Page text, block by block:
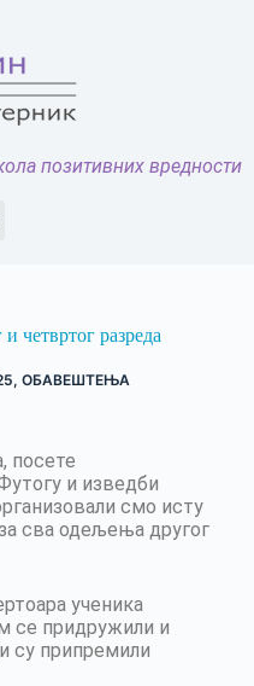
позитивних вредности
четвртог разреда
, ОБАВЕШТЕЊА
посете
и изведби
смо исту
сва одељења другог
ученика
се придружили и
су припремили